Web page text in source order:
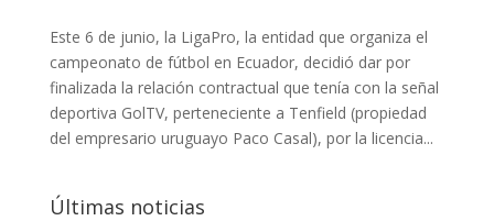
Este 6 de junio, la LigaPro, la entidad que organiza el
campeonato de fútbol en Ecuador, decidió dar por
finalizada la relación contractual que tenía con la señal
deportiva GolTV, perteneciente a Tenfield (propiedad
del empresario uruguayo Paco Casal), por la licencia...
Últimas noticias